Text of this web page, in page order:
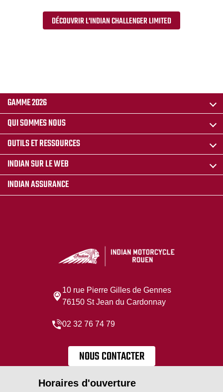
DÉCOUVRIR L'INDIAN CHALLENGER LIMITED
GAMME 2026
QUI SOMMES NOUS
OUTILS ET RESSOURCES
INDIAN SUR LE WEB
INDIAN ASSURANCE
10 rue Pierre Gilles de Gennes
76150 St Jean du Cardonnay
02 32 76 74 79
NOUS CONTACTER
Horaires d'ouverture